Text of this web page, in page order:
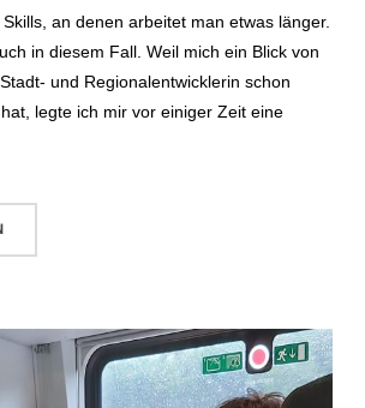
an denen arbeitet man etwas länger.
in diesem Fall. Weil mich ein Blick von
und Regionalentwicklerin schon
legte ich mir vor einiger Zeit eine